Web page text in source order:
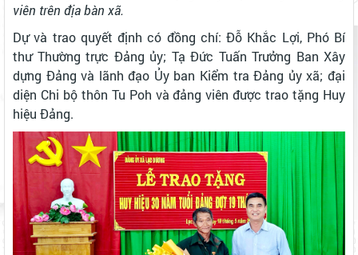
viên trên địa bàn xã.
Dự và trao quyết định có đồng chí: Đỗ Khắc Lợi, Phó Bí
thư Thường trực Đảng ủy; Tạ Đức Tuấn Trưởng Ban Xây
dựng Đảng và lãnh đạo Ủy ban Kiểm tra Đảng ủy xã; đại
diện Chi bộ thôn Tu Poh và đảng viên được trao tặng Huy
hiệu Đảng.